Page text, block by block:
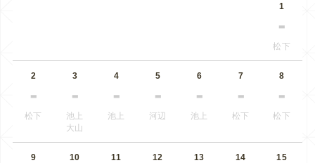
1
松下
2
松下
3
池上
大山
4
池上
5
河辺
6
池上
7
松下
8
松下
9 10 11 12 13 14 15